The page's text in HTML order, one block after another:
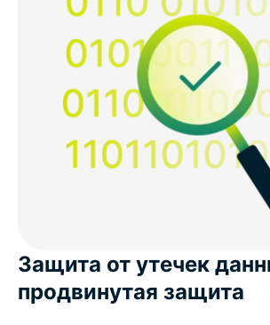
Защита от утечек
продвинутая защита